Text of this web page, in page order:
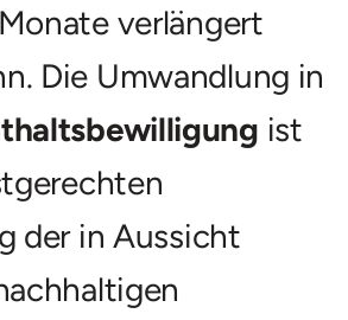
verlängert
Die Umwandlung in
ist
der in Aussicht